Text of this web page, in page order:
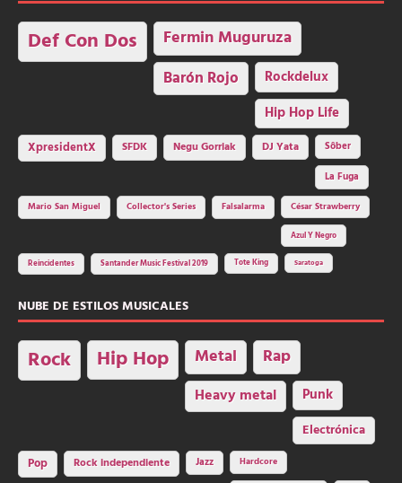
Def Con Dos Fermin Muguruza
Barón Rojo Rockdelux
Hip Hop Life
XpresidentX SFDK Negu Gorriak DJ Yata
Sôber
La Fuga
Mario San Miguel
Collector's Series Falsalarma César Strawberry
Azul Y Negro
Reincidentes Santander Music Festival 2019 Tote King Saratoga
NUBE DE ESTILOS MUSICALES
Rock Hip Hop Metal Rap
Heavy metal Punk
Electrónica
Pop Rock independiente Jazz Hardcore